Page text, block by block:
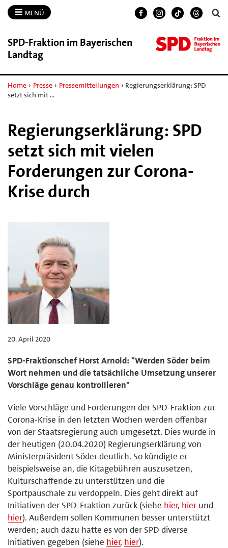
MENÜ
SPD-​Fraktion im Bayerischen
Landtag
Home › Presse › Pressemitteilungen › Regierungserklärung: SPD
setzt sich mit …
Regierungserklärung: SPD
setzt sich mit vielen
Forderungen zur Corona-
Krise durch
20. April 2020
SPD-Fraktionschef Horst Arnold: "Werden Söder beim
Wort nehmen und die tatsächliche Umsetzung unserer
Vorschläge genau kontrollieren"
Viele Vorschläge und Forderungen der SPD-Fraktion zur
Corona-Krise in den letzten Wochen werden offenbar
von der Staatsregierung auch umgesetzt. Dies wurde in
der heutigen (20.04.2020) Regierungserklärung von
Ministerpräsident Söder deutlich. So kündigte er
beispielsweise an, die Kitagebühren auszusetzen,
Kulturschaffende zu unterstützen und die
Sportpauschale zu verdoppeln. Dies geht direkt auf
Initiativen der SPD-Fraktion zurück (siehe hier, hier und
hier). Außerdem sollen Kommunen besser unterstützt
werden; auch dazu hatte es von der SPD diverse
Initiativen gegeben (siehe hier, hier).